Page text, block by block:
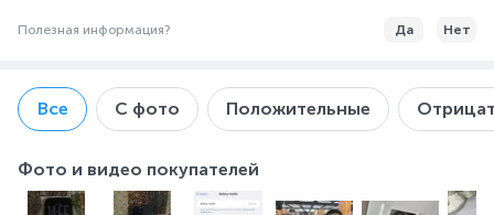
Полезная информация? Да Нет
Все С фото Положительные
Фото и видео покупателей